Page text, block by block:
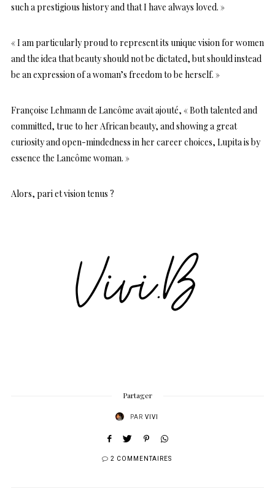
such a prestigious history and that I have always loved. »
« I am particularly proud to represent its unique vision for women
and the idea that beauty should not be dictated, but should instead
be an expression of a woman’s freedom to be herself. »
Françoise Lehmann de Lancôme avait ajouté, « Both talented and
committed, true to her African beauty, and showing a great
curiosity and open-mindedness in her career choices, Lupita is by
essence the Lancôme woman. »
Alors, pari et vision tenus ?
Partager
PAR VIVI
2 COMMENTAIRES